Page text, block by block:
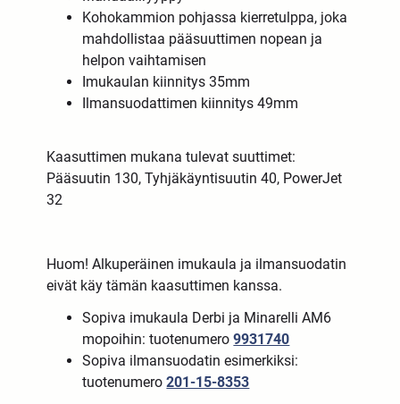
Kohokammion pohjassa kierretulppa, joka
mahdollistaa pääsuuttimen nopean ja
helpon vaihtamisen
Imukaulan kiinnitys 35mm
Ilmansuodattimen kiinnitys 49mm
Kaasuttimen mukana tulevat suuttimet:
Pääsuutin 130, Tyhjäkäyntisuutin 40, PowerJet
32
Huom! Alkuperäinen imukaula ja ilmansuodatin
eivät käy tämän kaasuttimen kanssa.
Sopiva imukaula Derbi ja Minarelli AM6
mopoihin: tuotenumero9931740
Sopiva ilmansuodatin esimerkiksi:
tuotenumero201-15-8353